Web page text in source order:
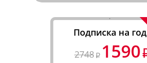
Подписка на год
2748
1590